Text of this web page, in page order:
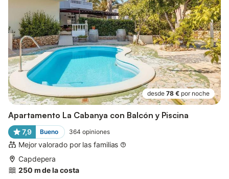
desde 78 € por noche
Apartamento La Cabanya con Balcón y Piscina
7,9 Bueno 364 opiniones
Mejor valorado por las familias
Capdepera
250 m de la costa